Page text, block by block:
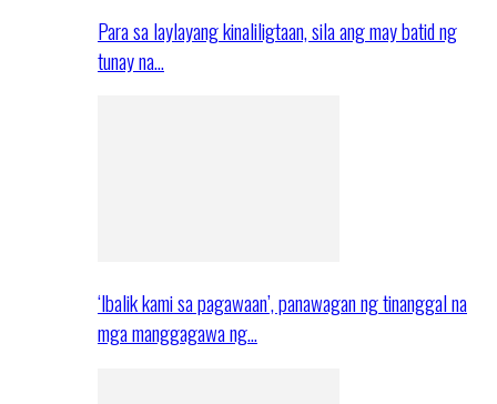
Para sa laylayang kinaliligtaan, sila ang may batid ng
tunay na…
‘Ibalik kami sa pagawaan’, panawagan ng tinanggal na
mga manggagawa ng…